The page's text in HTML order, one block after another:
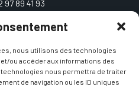
nous utilisons des technologies
ou accéder aux informations des
nous permettra de traiter
de navigation ou les ID uniques
97 89 41 93